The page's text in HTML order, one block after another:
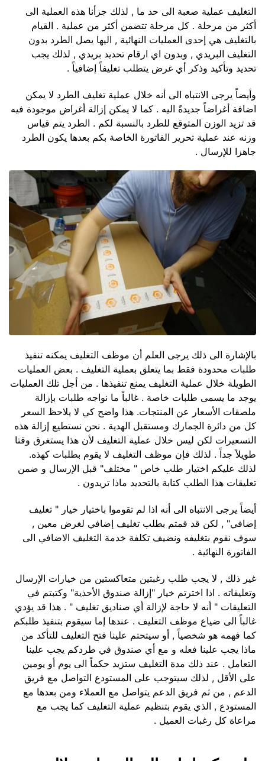
التغليف عملية صعبة الى حد ما , لذلك جزأنا هذه العملية الى
أكثر من مرحلة . كل مرحلة تتضمن أكثر من عملية . القيام
بالتغليف هي إحدى العمليات النهائية , اليها يصل الطرد بدون
التغليف البريدي , وبدون اي ارقام تحديد بريدي , لذلك يجب
تحديد وتأكيد وذكر أي غرض يتطلب تغليفاً إضافياً .
وأيضاً يرجى الانتباه الى أنه خلال عملية تغليف الطرد لا يمكن
اضافة أغراضاً جديدةً اليه . كما لا يمكن إزالة أغراض موجودة فيه
قد تزيد الوزن المتوقع للطرد بالنسبة لكم . الطرد يتم قياس
وزنه عند عملية تحرير الفاتورة الخاصة بكم بعدها يكون الطرد
جاهزا للإرسال .
بالإشارة الى ذلك يرجى العلم أن موظف التغليف يمكنه تنفيذ
طلبات محدودة فقط بما يتعلق بعملية التغليف . بعض العمليات
الطويلة خلال عملية التغليف يمنع تنفيذها . من أجل تلك العمليات
يوجد ما يسمى طلبات خاصة . غالباً ما نواجه طلبات بإزالة
ملصقات الأسعار عن المنتجات. هذا واضح كي لا يلاحظ السعر
كل من دائرة الجمارك ومستقبل الهدية . نحن نستطيع إزالة هذه
التسعيرات لكن ليس خلال عملية التغليف لأن هذا يستغرق وقتا
طويلاً جداً . لذلك فإن موظف التغليف لا يقوم بطلبات كهذه.
لذلك عليكم اختيار طلب خاص " مختلف" قبل الإرسال و ضمن
تعليقات هذا الطلب كتابة بالتحديد ماذا تريدون .
أيضاً يرجى الانتباه الى أنه اذا لم تقوموا باختيار خيار " تغليف
إضافي" , لكن قد قمتم بطلب تغليف إضافي لغرض معين ,
سوف نقوم بتغليفه ونضيف تكلفة خدمة التغليف الاضافي الى
الفاتورة النهائية .
غير ذلك , لا يجب طلب رغبتين متعاكستين من خيارات الإرسال
وتعليقاته . اذا اخترتم خيار "إزالة صندوق الأحذية" وكتبتم في
التعليقات " أنه لا حاجة لإزالة أي صناديق تغليف " . هذا قد يؤدي
غالباً الى ضياع موظف التغليف . عندها إما سيقوم بتنفيذ طلبكم
كما فهمه هو شخصياً , أو سيتحتم علينا فتح التغليف للتأكد من
ماذا يجب علينا فعله و مع أي صندوق في طردكم يجب علينا
التعامل . عند ذلك مدة التغليف ستزيد حكماً الى يوم أو يومين
على الأقل , لذلك سيتوجب على المستودع التواصل مع فريق
الدعم , من ثم فريق الدعم يتواصل مع العملاء ومن بعدها مع
المستودع , الذي يقوم بتنظيم عملية التغليف كما يجب مع
مراعاة كل رغبات العميل .